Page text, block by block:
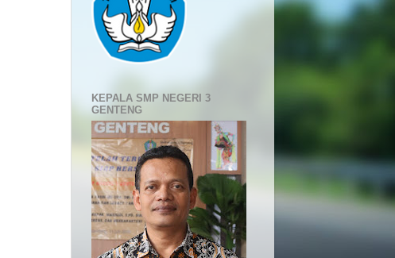
KEPALA SMP NEGERI 3
GENTENG